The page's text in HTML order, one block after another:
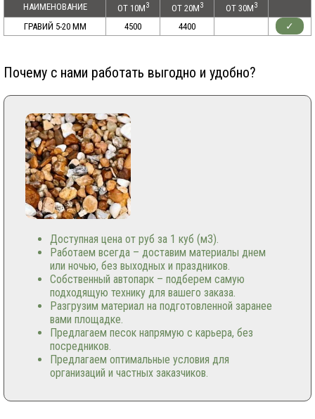
НАИМЕНОВАНИЕ ОТ 10М3 ОТ 20М3 ОТ 30М3
ГРАВИЙ 5-20 ММ 4500 4400 ✓
Почему с нами работать выгодно и удобно?
Доступная цена от руб за 1 куб (м3).
Работаем всегда – доставим материалы днем
или ночью, без выходных и праздников.
Собственный автопарк – подберем самую
подходящую технику для вашего заказа.
Разгрузим материал на подготовленной заранее
вами площадке.
Предлагаем песок напрямую с карьера, без
посредников.
Предлагаем оптимальные условия для
организаций и частных заказчиков.